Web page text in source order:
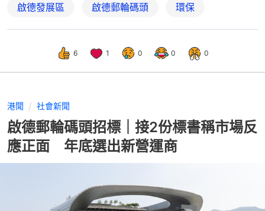
啟德發展區 啟德郵輪碼頭 環保
6 1 0 0 0
港聞 社會新聞
啟德郵輪碼頭招標｜接2份標書稱市場反
應正面 年底選出新營運商